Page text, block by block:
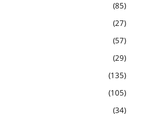
85
27
57
29
135
105
34